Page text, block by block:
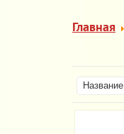
Главная